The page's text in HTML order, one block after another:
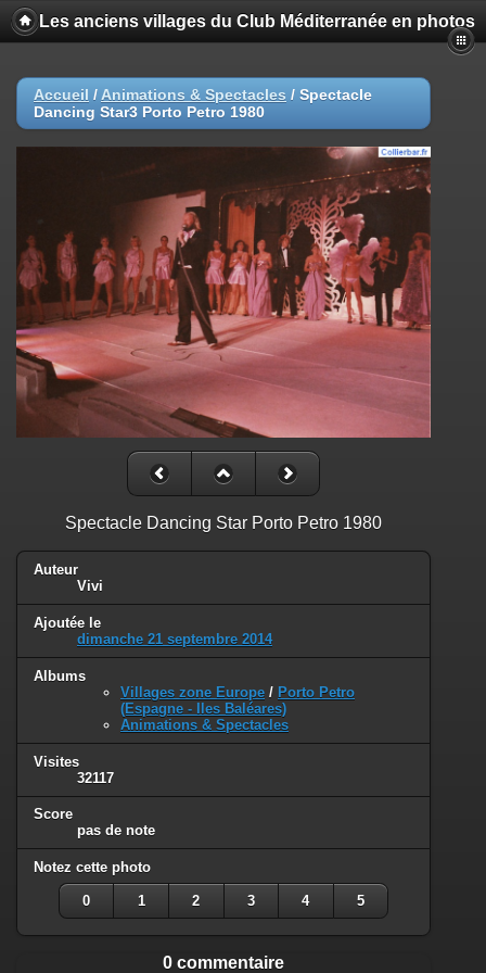
Les anciens villages du Club Méditerranée en photos
Accueil / Animations & Spectacles / Spectacle
Dancing Star3 Porto Petro 1980
Spectacle Dancing Star Porto Petro 1980
Auteur
Vivi
Ajoutée le
dimanche 21 septembre 2014
Albums
Villages zone Europe / Porto Petro
(Espagne - Iles Baléares)
Animations & Spectacles
Visites
32117
Score
pas de note
Notez cette photo
0 1 2 3 4 5
0 commentaire